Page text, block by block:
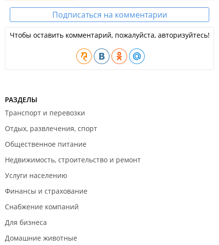
Подписаться на комментарии
Чтобы оставить комментарий, пожалуйста, авторизуйтесь!
РАЗДЕЛЫ
Транспорт и перевозки
Отдых, развлечения, спорт
Общественное питание
Недвижимость, строительство и ремонт
Услуги населению
Финансы и страхование
Снабжение компаний
Для бизнеса
Домашние животные